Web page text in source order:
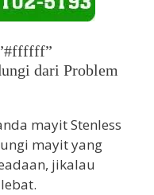
dari Problem
mayit Stenless
mayit yang
jikalau